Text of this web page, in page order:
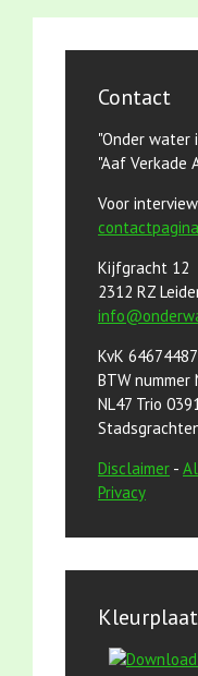
Contact
"Onder water
"Aaf Verkade
Voor
contactpagina
Kijfgracht 12
2312 RZ
KvK 64674487
BTW nummer
NL47 Trio
Disclaimer -
Privacy